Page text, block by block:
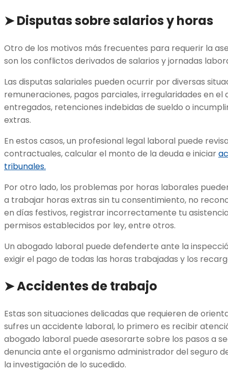
➤ Disputas sobre salarios y horas
Otro de los motivos más frecuentes para requerir la
son los conflictos derivados de salarios y jornadas
Las disputas salariales pueden ocurrir por diversas
remuneraciones, pagos parciales, irregularidades en el
entregados, retenciones indebidas de sueldo o
extras.
En estos casos, un profesional legal laboral puede
contractuales, calcular el monto de la deuda e iniciar
tribunales.
Por otro lado, los problemas por horas laborales
a trabajar horas extras sin tu consentimiento, no
en días festivos, registrar incorrectamente tu
permisos establecidos por ley, entre otros.
Un abogado laboral puede defenderte ante la
exigir el pago de todas las horas trabajadas y los
➤ Accidentes de trabajo
Estas son situaciones delicadas que requieren de
sufres un accidente laboral, lo primero es recibir
abogado laboral puede asesorarte sobre los pasos a
denuncia ante el organismo administrador del seguro
la investigación de lo sucedido.